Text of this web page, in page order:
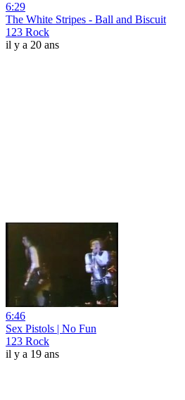
6:29
The White Stripes - Ball and Biscuit
123 Rock
il y a 20 ans
6:46
Sex Pistols | No Fun
123 Rock
il y a 19 ans